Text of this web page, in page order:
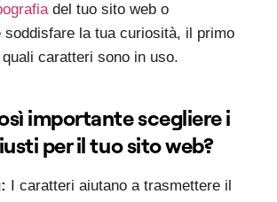
del tuo sito web o
soddisfare la tua curiosità, il primo
caratteri sono in uso.
importante scegliere i
per il tuo sito web?
I caratteri aiutano a trasmettere il